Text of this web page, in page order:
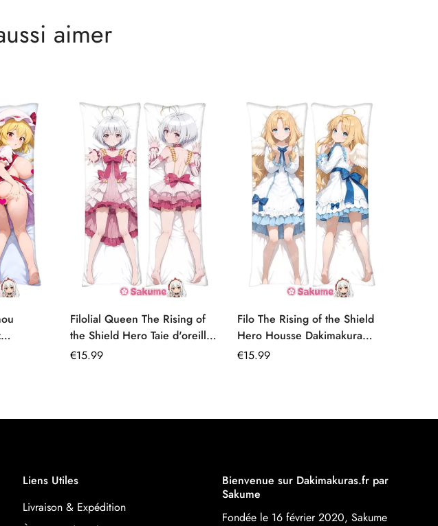
aimer
Filolial Queen The Rising of
the Shield Hero Taie d'oreiller
de corps 160cm x 50cm
Prix
€15.99
Filo The Rising of the Shield
Hero Housse Dakimakura
décoration chambre
Prix
€15.99
Liens Utiles
Livraison & Expédition
Bienvenue sur Dakimakuras.fr par
Sakume
Fondée le 16 février 2020, Sakume